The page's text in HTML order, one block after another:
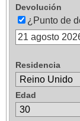
Devolución
¿Punto de
Residencia
Edad